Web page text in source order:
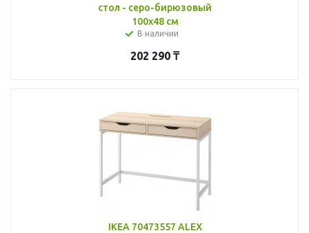
стол - серо-бирюзовый
100x48 см
В наличии
202 290 ₸
IKEA 70473557 ALEX